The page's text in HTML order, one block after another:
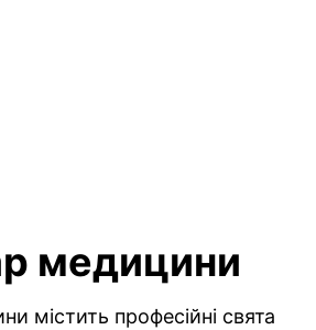
медицини
містить професійні свята